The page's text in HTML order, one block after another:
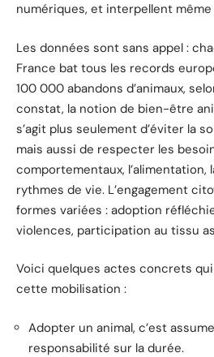
numériques, et interpellent
Les données sont sans appel :
France bat tous les records
100 000 abandons d’animaux,
constat, la notion de bien-être
s’agit plus seulement d’éviter la
mais aussi de respecter les
comportementaux, l’alimentation,
rythmes de vie. L’engagement
formes variées : adoption
violences, participation au tissu
Voici quelques actes concrets
cette mobilisation :
Adopter un animal, c’est
responsabilité sur la durée.